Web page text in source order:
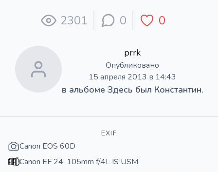
2301 0 0
prrk
Опубликовано
15 апреля 2013 в 14:43
в альбоме Здесь был Константин.
EXIF
Canon EOS 60D
Canon EF 24-105mm f/4L IS USM